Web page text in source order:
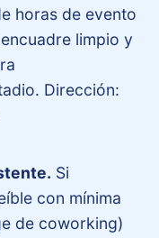
horas de evento
limpio y
Dirección:
Si
con mínima
de coworking)